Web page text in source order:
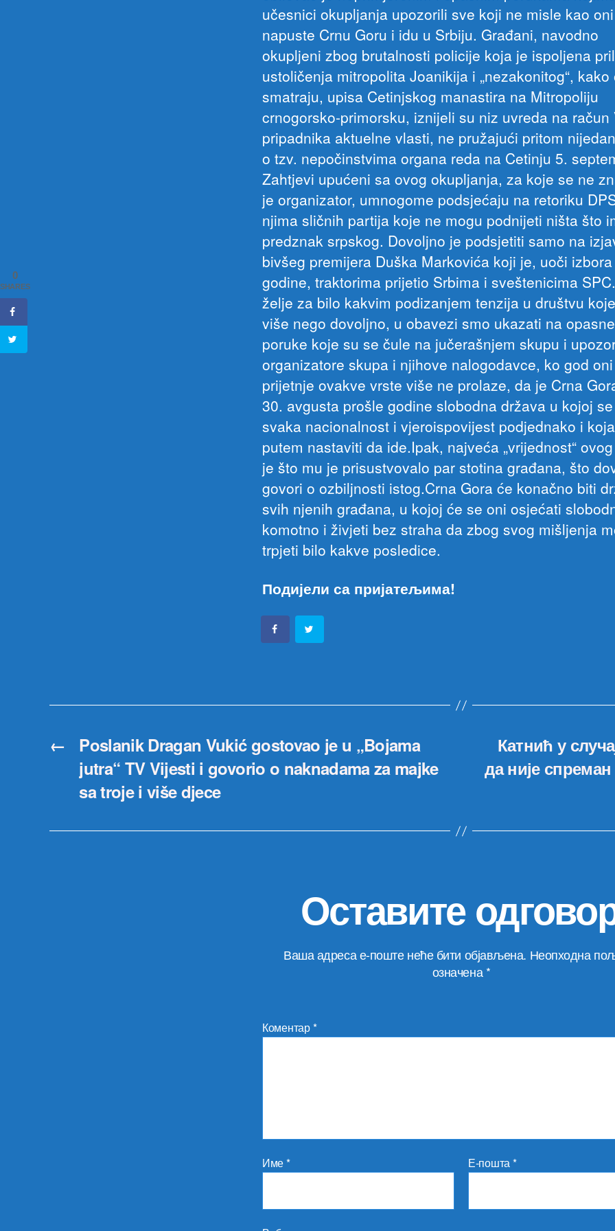
učesnici okupljanja upozorili sve koji ne misle kao
napuste Crnu Goru i idu u Srbiju. Građani, navodno
okupljeni zbog brutalnosti policije koja je ispoljena
ustoličenja mitropolita Joanikija i „nezakonitog“, kako
smatraju, upisa Cetinjskog manastira na Mitropoliju
crnogorsko-primorsku, iznijeli su niz uvreda na račun
pripadnika aktuelne vlasti, ne pružajući pritom
o tzv. nepočinstvima organa reda na Cetinju 5.
Zahtjevi upućeni sa ovog okupljanja, za koje se ne
je organizator, umnogome podsjećaju na retoriku
njima sličnih partija koje ne mogu podnijeti ništa što
predznak srpskog. Dovoljno je podsjetiti samo na
bivšeg premijera Duška Markovića koji je, uoči
godine, traktorima prijetio Srbima i sveštenicima
želje za bilo kakvim podizanjem tenzija u društvu
više nego dovoljno, u obavezi smo ukazati na opasne
poruke koje su se čule na jučerašnjem skupu i
organizatore skupa i njihove nalogodavce, ko god
prijetnje ovakve vrste više ne prolaze, da je Crna
30. avgusta prošle godine slobodna država u kojoj
svaka nacionalnost i vjeroispovijest podjednako i
putem nastaviti da ide.Ipak, najveća „vrijednost“
je što mu je prisustvovalo par stotina građana, što
govori o ozbiljnosti istog.Crna Gora će konačno biti
svih njenih građana, u kojoj će se oni osjećati
komotno i živjeti bez straha da zbog svog mišljenja
trpjeti bilo kakve posledice.
Подијели са пријатељима!
←
Poslanik Dragan Vukić gostovao je u „Bojama
jutra“ TV Vijesti i govorio o naknadama za majke
sa troje i više djece
Катнић у
да није
Оставите
Ваша адреса е-поште неће бити објављена. Неопходна
означена*
Коментар*
Име* Е-пошта*
0
SHARES